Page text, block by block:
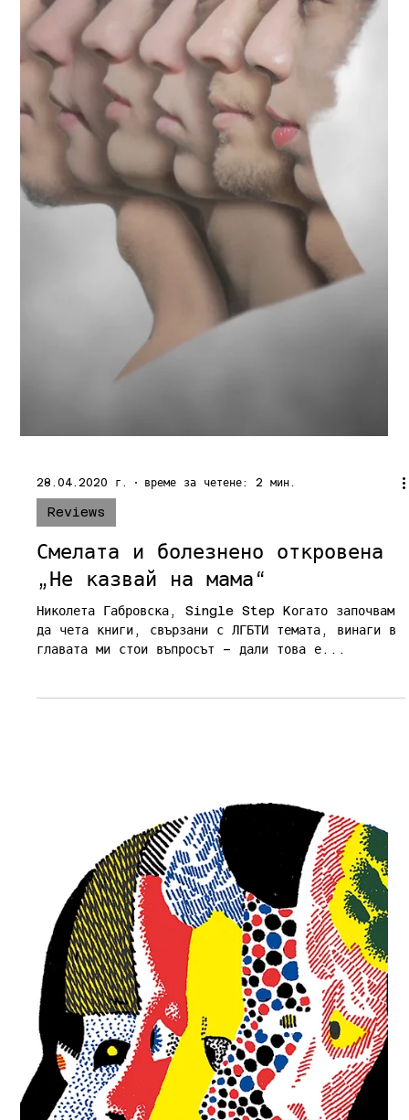
7.05.2020 г. време за четене: 2 мин.
Reviews
„Не казвай на мама“ – новото
стойностно четиво в колекцията
на Bulgaria ON ART
Социалната насоченост и докосващата история на
мама “, съвсем заслужено става част от ...